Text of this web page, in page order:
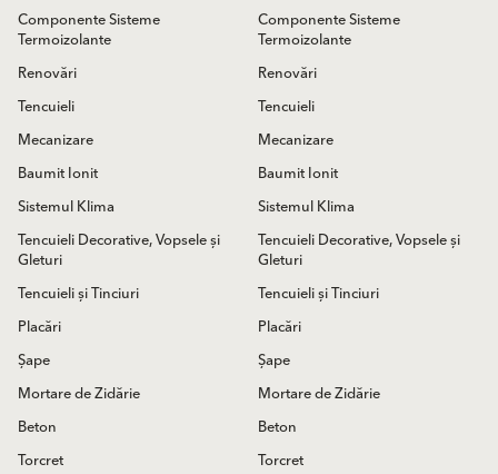
Componente Sisteme
Termoizolante
Renovări
Tencuieli
Mecanizare
Baumit Ionit
Sistemul Klima
Tencuieli Decorative, Vopsele și
Gleturi
Tencuieli și Tinciuri
Placări
Șape
Mortare de Zidărie
Beton
Torcret
Componente Sisteme
Termoizolante
Renovări
Tencuieli
Mecanizare
Baumit Ionit
Sistemul Klima
Tencuieli Decorative, Vopsele și
Gleturi
Tencuieli și Tinciuri
Placări
Șape
Mortare de Zidărie
Beton
Torcret